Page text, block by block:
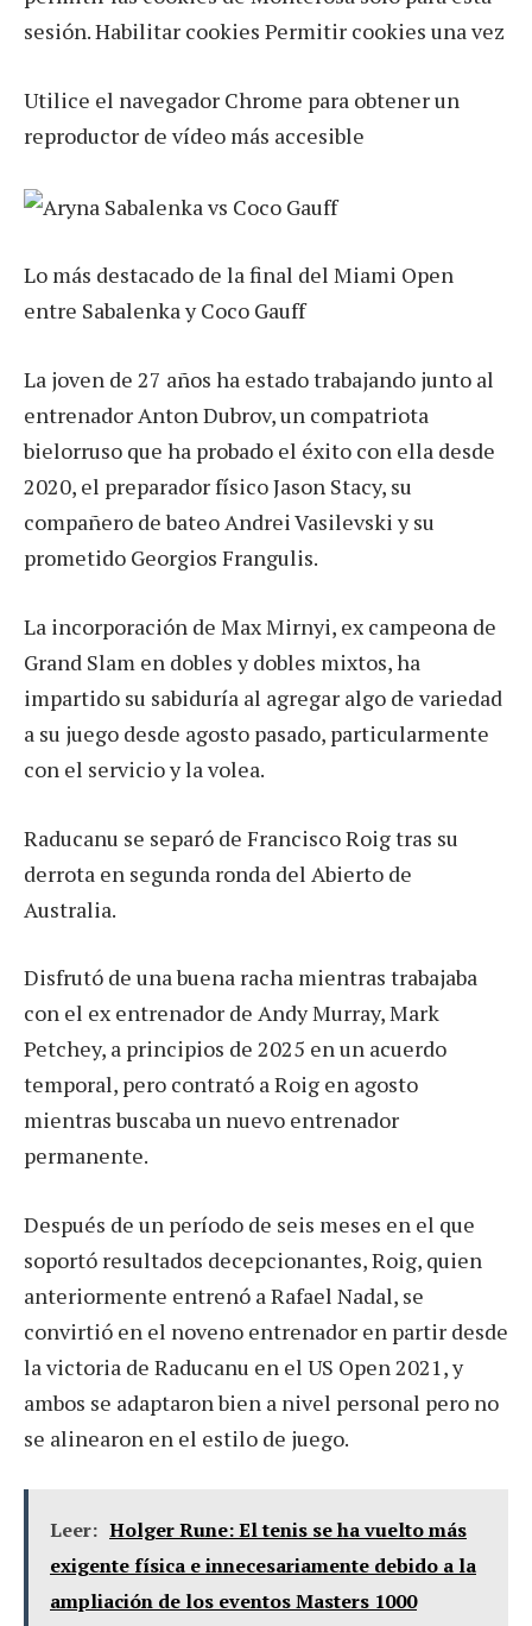
sesión. Habilitar cookies Permitir cookies una vez
Utilice el navegador Chrome para obtener un
reproductor de vídeo más accesible
Lo más destacado de la final del Miami Open
entre Sabalenka y Coco Gauff
La joven de 27 años ha estado trabajando junto al
entrenador Anton Dubrov, un compatriota
bielorruso que ha probado el éxito con ella desde
2020, el preparador físico Jason Stacy, su
compañero de bateo Andrei Vasilevski y su
prometido Georgios Frangulis.
La incorporación de Max Mirnyi, ex campeona de
Grand Slam en dobles y dobles mixtos, ha
impartido su sabiduría al agregar algo de variedad
a su juego desde agosto pasado, particularmente
con el servicio y la volea.
Raducanu se separó de Francisco Roig tras su
derrota en segunda ronda del Abierto de
Australia.
Disfrutó de una buena racha mientras trabajaba
con el ex entrenador de Andy Murray, Mark
Petchey, a principios de 2025 en un acuerdo
temporal, pero contrató a Roig en agosto
mientras buscaba un nuevo entrenador
permanente.
Después de un período de seis meses en el que
soportó resultados decepcionantes, Roig, quien
anteriormente entrenó a Rafael Nadal, se
convirtió en el noveno entrenador en partir desde
la victoria de Raducanu en el US Open 2021, y
ambos se adaptaron bien a nivel personal pero no
se alinearon en el estilo de juego.
Leer: Holger Rune: El tenis se ha vuelto más
exigente física e innecesariamente debido a la
ampliación de los eventos Masters 1000